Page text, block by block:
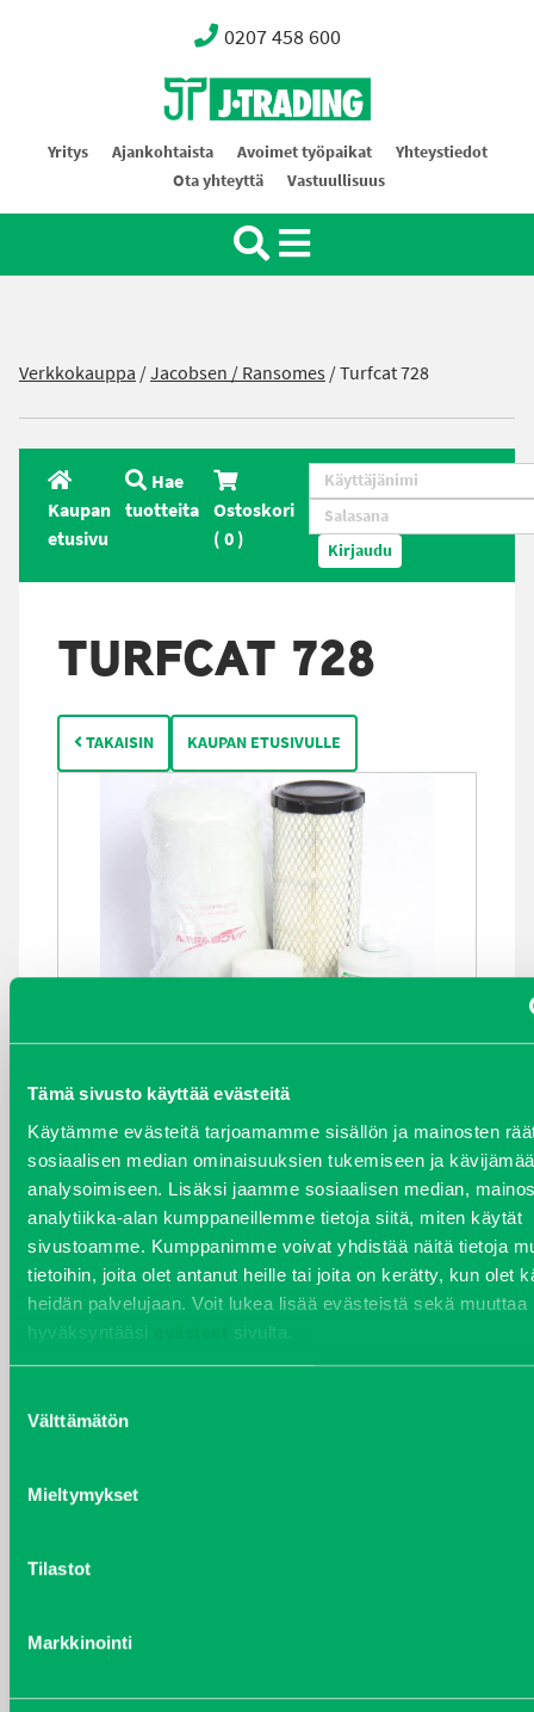
Tämä sivusto käyttää evästeitä
Käytämme evästeitä tarjoamamme sisällön ja mainosten
sosiaalisen median ominaisuuksien tukemiseen ja
analysoimiseen. Lisäksi jaamme sosiaalisen median,
analytiikka-alan kumppaneillemme tietoja siitä, miten käytät
sivustoamme. Kumppanimme voivat yhdistää näitä tietoja
tietoihin, joita olet antanut heille tai joita on kerätty, kun olet
heidän palvelujaan. Voit lukea lisää evästeistä sekä muuttaa
hyväksyntääsi
sivulta.
valinta
Välttämätön
Mieltymykset
Tilastot
Markkinointi
0207 458 600
Oy J-Trading Ab
Yritys Ajankohtaista Avoimet työpaikat
Yhteystiedot
Ota yhteyttä
Vastuullisuus
Verkkokauppa /Jacobsen / Ransomes /Turfcat 728
Kaupan
etusivu
Hae
tuotteita Ostoskori
(0) Kirjaudu
TURFCAT 728
TAKAISIN KAUPAN ETUSIVULLE
HUOLTO-OSAT
VALITSE KATEGORIA